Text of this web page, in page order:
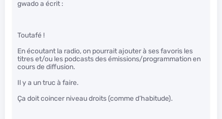
gwado a écrit :
Toutafé !
En écoutant la radio, on pourrait ajouter à ses favoris les
titres et/ou les podcasts des émissions/programmation en
cours de diffusion.
Il y a un truc à faire.
Ça doit coincer niveau droits (comme d’habitude).